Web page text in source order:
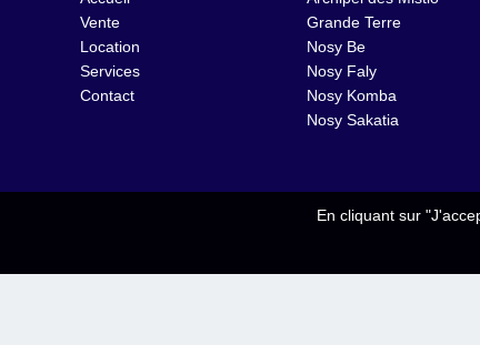
Vente
Location
Services
Contact
Grande Terre
Nosy Be
Nosy Faly
Nosy Komba
Nosy Sakatia
En cliquant sur